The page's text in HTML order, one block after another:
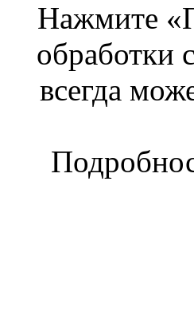
Нажмите
обработки
всегда